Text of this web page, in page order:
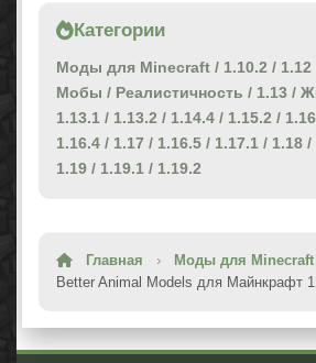
Категории
Моды для Minecraft / 1.10.2 / 1.12
Мобы / Реалистичность / 1.13 /
1.13.1 / 1.13.2 / 1.14.4 / 1.15.2 /
1.16.4 / 1.17 / 1.16.5 / 1.17.1 / 1.18 /
1.19 / 1.19.1 / 1.19.2
Главная › Моды для Minecraft
Better Animal Models для Майнкрафт